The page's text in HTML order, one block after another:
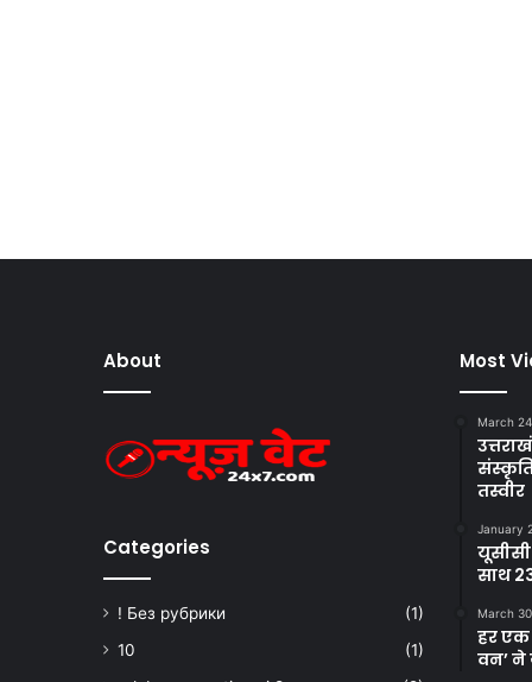
About
Categories
! Без рубрики
(1)
10
(1)
Most
March
तस्वीर
January
साथ
March
हर एक
वन’ ने